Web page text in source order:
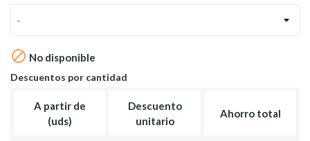
-
 No disponible
Descuentos por cantidad
A partir de
(uds)
Descuento
unitario
Ahorro total